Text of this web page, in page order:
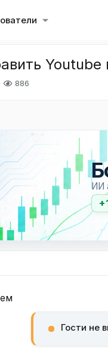
Youtube
886
ИИ
Гости не